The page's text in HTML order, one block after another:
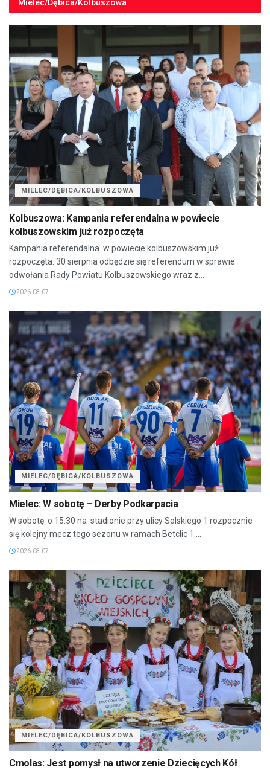
Mielec/Dębica/Kolbuszowa
MIELEC/DĘBICA/KOLBUSZOWA
Kolbuszowa: Kampania referendalna w powiecie
kolbuszowskim już rozpoczęta
Kampania referendalna w powiecie kolbuszowskim już
rozpoczęta. 30 sierpnia odbędzie się referendum w sprawie
odwołania Rady Powiatu Kolbuszowskiego wraz z...
2026-08-07
MIELEC/DĘBICA/KOLBUSZOWA
Mielec: W sobotę – Derby Podkarpacia
W sobotę o 15.30 na stadionie przy ulicy Solskiego 1 rozpocznie
się kolejny mecz tego sezonu w ramach Betclic 1....
2026-08-07
MIELEC/DĘBICA/KOLBUSZOWA
Cmolas: Jest pomysł na utworzenie Dziecięcych Kół